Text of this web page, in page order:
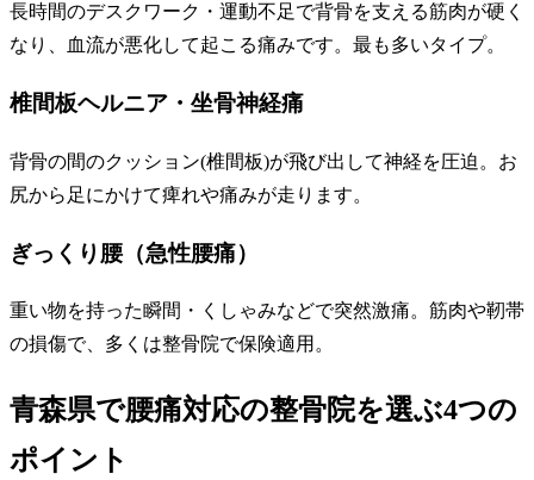
長時間のデスクワーク・運動不足で背骨を支える筋肉が硬く
なり、血流が悪化して起こる痛みです。最も多いタイプ。
椎間板ヘルニア・坐骨神経痛
背骨の間のクッション(椎間板)が飛び出して神経を圧迫。お
尻から足にかけて痺れや痛みが走ります。
ぎっくり腰（急性腰痛）
重い物を持った瞬間・くしゃみなどで突然激痛。筋肉や靭帯
の損傷で、多くは整骨院で保険適用。
青森県で腰痛対応の整骨院を選ぶ4つの
ポイント